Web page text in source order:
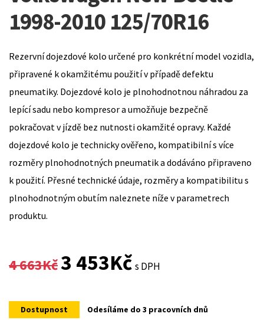
1998-2010 125/70R16
Rezervní dojezdové kolo určené pro konkrétní model vozidla,
připravené k okamžitému použití v případě defektu
pneumatiky. Dojezdové kolo je plnohodnotnou náhradou za
lepící sadu nebo kompresor a umožňuje bezpečně
pokračovat v jízdě bez nutnosti okamžité opravy. Každé
dojezdové kolo je technicky ověřeno, kompatibilní s více
rozměry plnohodnotných pneumatik a dodáváno připraveno
k použití. Přesné technické údaje, rozměry a kompatibilitu s
plnohodnotným obutím naleznete níže v parametrech
produktu.
4 663Kč
Original
was:
3 453KčCurrent
is:
s DPH
Dostupnost Odesíláme do 3 pracovních dnů